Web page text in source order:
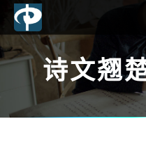
首页
网站建设
诗文翘